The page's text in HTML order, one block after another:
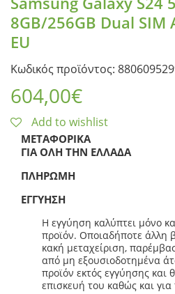
8GB/256GB Dual SIM
EU
Κωδικός προϊόντος:
604,00€
Add to wishlist
ΜΕΤΑΦΟΡΙΚΆ
ΓΙΑ ΌΛΗ ΤΗΝ ΕΛΛΆΔΑ
ΠΛΗΡΩΜΉ
ΕΓΓΎΗΣΗ
Η εγγύηση καλύπτει μόνο
προϊόν. Οποιαδήποτε άλλη
κακή μεταχείριση,
από μη εξουσιοδοτημένα
προϊόν εκτός εγγύησης και
επισκευή του καθώς και για